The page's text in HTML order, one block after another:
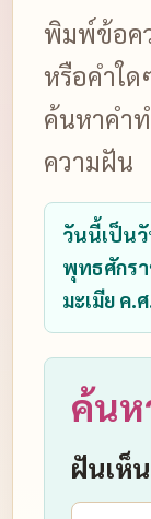
พิมพ์ข้อค
หรือคำใ
ค้นหาคำ
ความฝัน
วันนี้เป็นวั
พุทธศักรา
มะเมีย ค.
ค้นห
ฝันเห็